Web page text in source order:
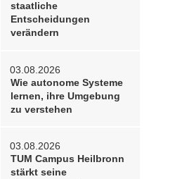
staatliche
Entscheidungen
verändern
03.08.2026
Wie autonome Systeme
lernen, ihre Umgebung
zu verstehen
03.08.2026
TUM Campus Heilbronn
stärkt seine